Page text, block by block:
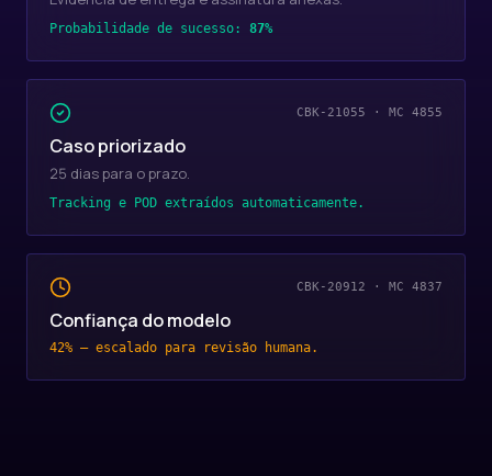
Probabilidade de sucesso: 87%
CBK-21055 · MC 4855
Caso priorizado
25 dias para o prazo.
Tracking e POD extraídos automaticamente.
CBK-20912 · MC 4837
Confiança do modelo
42% — escalado para revisão humana.